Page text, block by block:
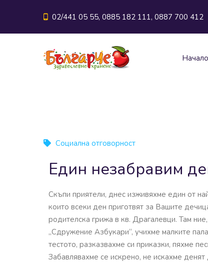
02/441 05 55, 0885 182 111, 0887 700 412
Начало
Социална отговорност
Един незабравим
Скъпи приятели, днес изживяхме един от
които всеки ден приготвят за Вашите
родителска грижа в кв. Драгалевци. Там
„Сдружение Азбукари“, учихме малките
тестото, разказвахме си приказки, пяхме
Забавлявахме се искрено, не искахме